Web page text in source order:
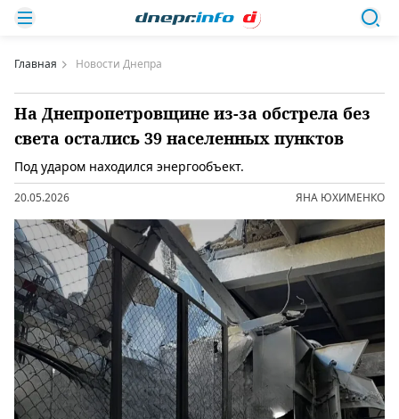
Главная Новости Днепра
На Днепропетровщине из-за обстрела без
света остались 39 населенных пунктов
Под ударом находился энергообъект.
20.05.2026 ЯНА ЮХИМЕНКО